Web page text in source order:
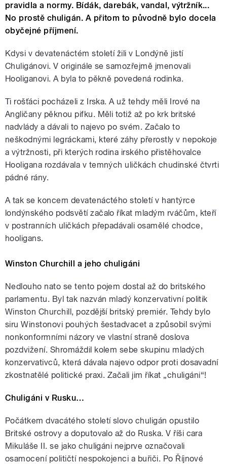
pravidla a normy. Bídák, darebák, vandal, výtržník...
No prostě chuligán. A přitom to původně bylo docela
obyčejné příjmení.
Kdysi v devatenáctém století žili v Londýně jistí
Chuligánovi. V originále se samozřejmě jmenovali
Hooliganovi. A byla to pěkně povedená rodinka.
Ti rošťáci pocházeli z Irska. A už tehdy měli Irové na
Angličany pěknou pifku. Měli totiž až po krk britské
nadvlády a dávali to najevo po svém. Začalo to
neškodnými legráckami, které záhy přerostly v nepokoje
a výtržnosti, při kterých rodina irského přistěhovalce
Hooligana rozdávala v temných uličkách chudinské čtvrti
pádné rány.
A tak se koncem devatenáctého století v hantýrce
londýnského podsvětí začalo říkat mladým rváčům, kteří
v postranních uličkách přepadávali osamělé chodce,
hooligans.
Winston Churchill a jeho chuligáni
Nedlouho nato se tento pojem dostal až do britského
parlamentu. Byl tak nazván mladý konzervativní politik
Winston Churchill, pozdější britský premiér. Tehdy bylo
siru Winstonovi pouhých šestadvacet a způsobil svými
nonkonformními názory ve vlastní straně doslova
pozdvižení. Shromáždil kolem sebe skupinu mladých
konzervativců, která dávala najevo odpor proti dosavadní
zkostnatělé politické praxi. Začali jim říkat „chuligáni“!
Chuligáni v Rusku…
Počátkem dvacátého století slovo chuligán opustilo
Britské ostrovy a doputovalo až do Ruska. V říši cara
Mikuláše II. se jako chuligáni nejprve označovali
osamocení političtí nespokojenci a buřiči. Po Říjnové